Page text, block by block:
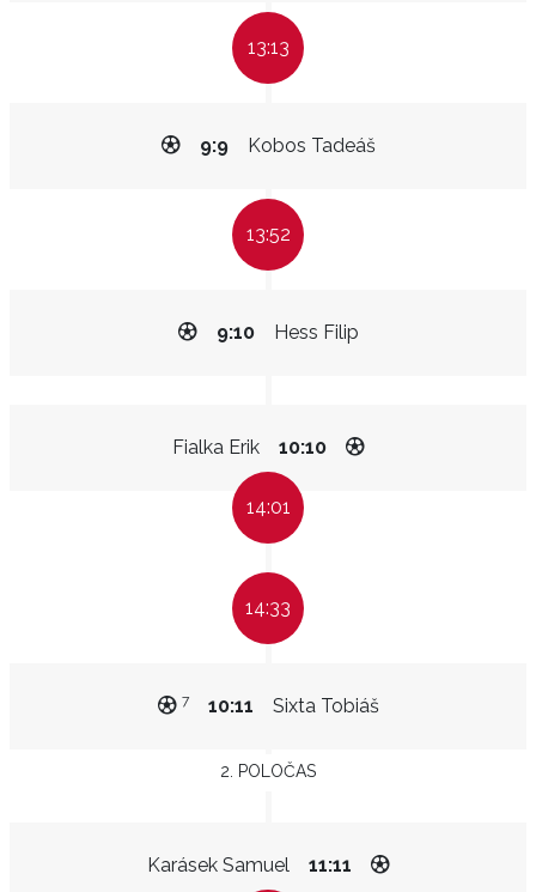
13:13
Kobos Tadeáš
9:9
13:52
Hess Filip
9:10
Fialka Erik 10:10
14:01
14:33
Sixta Tobiáš
10:11
7
2. POLOČAS
Karásek Samuel 11:11